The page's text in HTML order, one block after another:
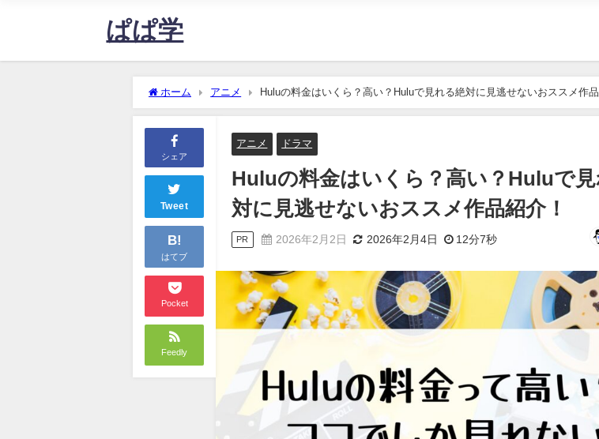
ぱぱ学
ホーム アニメ Huluの料金はいくら？高い？Huluで見れる絶対に見逃せないおススメ作品
シェア
Tweet
B!
はてブ
Pocket
Feedly
アニメ ドラマ
Huluの料金はいくら？高い？Huluで
対に見逃せないおススメ作品紹介！
PR 2026年2月2日 2026年2月4日 12分7秒